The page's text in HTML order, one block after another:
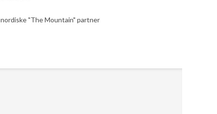
"The Mountain" partner